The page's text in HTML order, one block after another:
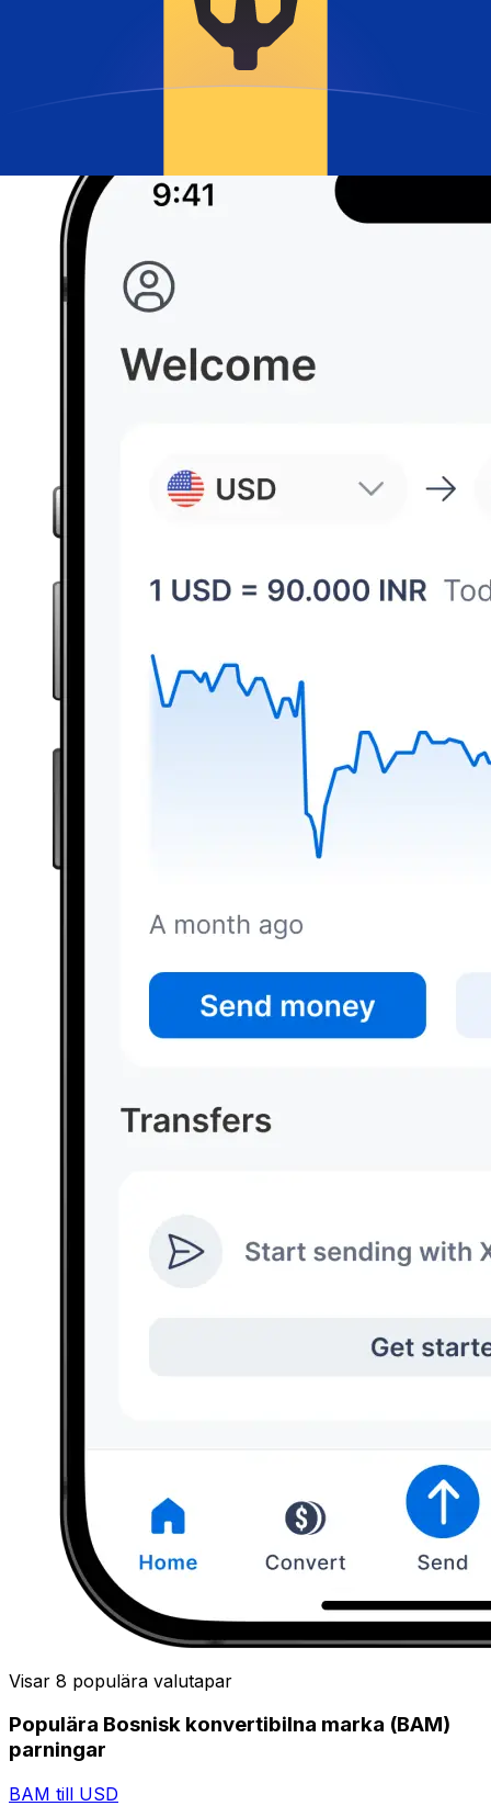
Visar 8 populära valutapar
Populära Bosnisk konvertibilna marka (BAM)
parningar
BAM till USD